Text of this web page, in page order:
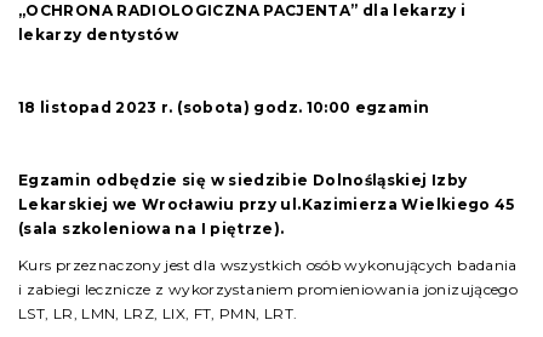
„OCHRONA RADIOLOGICZNA PACJENTA” dla lekarzy i
lekarzy dentystów
18 listopad 2023 r. (sobota) godz. 10:00 egzamin
Egzamin odbędzie się w siedzibie Dolnośląskiej Izby
Lekarskiej we Wrocławiu przy ul.Kazimierza Wielkiego 45
(sala szkoleniowa na I piętrze).
Kurs przeznaczony jest dla wszystkich osób wykonujących badania
i zabiegi lecznicze z wykorzystaniem promieniowania jonizującego
LST, LR, LMN, LRZ, LIX, FT, PMN, LRT.